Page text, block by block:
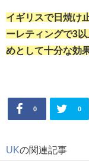
イギリスで日焼け
ーレティングで3
めとして十分な効
0 0
UKの関連記事